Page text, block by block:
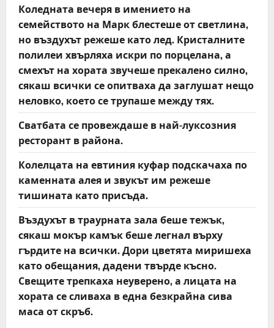
Коледната вечеря в имението на
семейството на Марк блестеше от светлина,
но въздухът режеше като лед. Кристалните
полилеи хвърляха искри по порцелана, а
смехът на хората звучеше прекалено силно,
сякаш всички се опитваха да заглушат нещо
неловко, което се трупаше между тях.
Сватбата се провеждаше в най-луксозния
ресторант в района.
Колелцата на евтиния куфар подскачаха по
каменната алея и звукът им режеше
тишината като присъда.
Въздухът в траурната зала беше тежък,
сякаш мокър камък беше легнал върху
гърдите на всички. Дори цветята миришеха
като обещания, дадени твърде късно.
Свещите трепкаха неуверено, а лицата на
хората се сливаха в една безкрайна сива
маса от скръб.